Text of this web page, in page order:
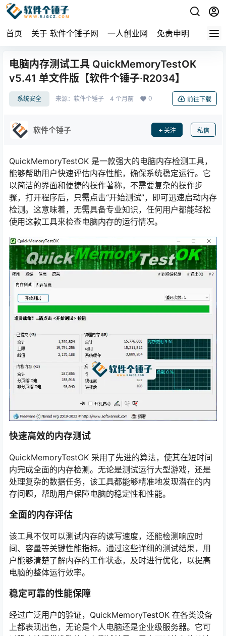
首页 关于 软件个锤子网 一人创业网 免责申明
电脑内存测试工具 QuickMemoryTestOK
v5.41 单文件版【软件个锤子·R2034】
系统安全 来源： 软件个锤子 4 个月前 0 前往下载
软件个锤子 关注 私信
QuickMemoryTestOK 是一款强大的电脑内存检测工具，
能够帮助用户快速评估内存性能，确保系统稳定运行。它
以简洁的界面和便捷的操作著称，不需要复杂的操作步
骤，打开程序后，只需点击“开始测试”，即可迅速启动内存
检测。这意味着，无需具备专业知识，任何用户都能轻松
使用这款工具来检查电脑内存的运行情况。
快速高效的内存测试
QuickMemoryTestOK 采用了先进的算法，使其在短时间
内完成全面的内存检测。无论是测试运行大型游戏，还是
处理复杂的数据任务，该工具都能够精准地发现潜在的内
存问题，帮助用户保障电脑的稳定性和性能。
全面的内存评估
该工具不仅可以测试内存的读写速度，还能检测响应时
间、容量等关键性能指标。通过这些详细的测试结果，用
户能够清楚了解内存的工作状态，及时进行优化，以提高
电脑的整体运行效率。
稳定可靠的性能保障
经过广泛用户的验证，QuickMemoryTestOK 在各类设备
上都表现出色，无论是个人电脑还是企业级服务器。它可